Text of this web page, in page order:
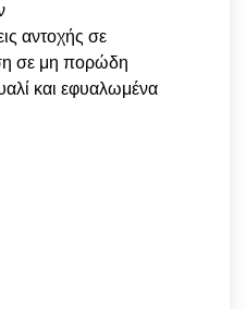
αντοχής σε
σε μη πορώδη
και εφυαλωμένα